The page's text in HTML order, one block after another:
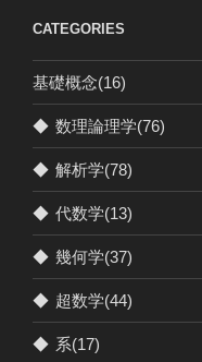
CATEGORIES
基礎概念(16)
◆ 数理論理学(76)
◆ 解析学(78)
◆ 代数学(13)
◆ 幾何学(37)
◆ 超数学(44)
◆ 系(17)